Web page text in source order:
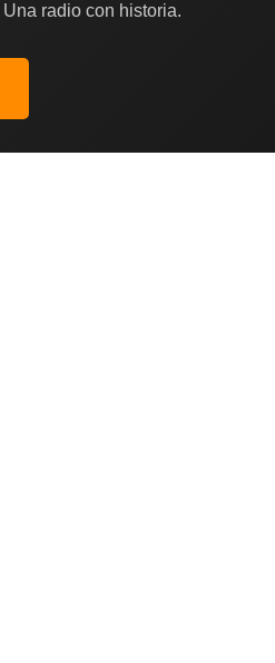
radio con historia.